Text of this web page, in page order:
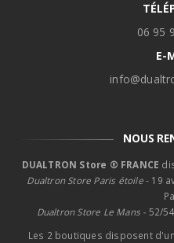
06 95
E-
NOUS
DUALTRON Store ® FRANCE
Dualtron Store Paris étoile- 19
Dualtron Store Le Mans - 52/
Les 2 boutiques disposent